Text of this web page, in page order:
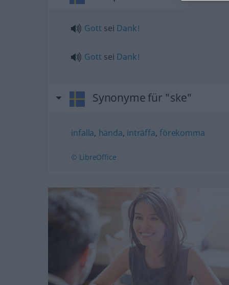
Gott sei Dank!
Gott sei Dank!
Synonyme für "ske"
infalla, hända, inträffa,förekomma
© LibreOffice